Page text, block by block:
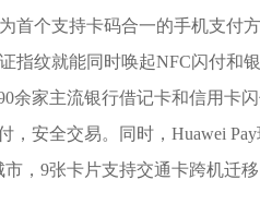
首个支持卡码合一的手机支付
指纹就能同时唤起NFC闪付和
余家主流银行借记卡和信用卡
安全交易。同时，Huawei
，9张卡片支持交通卡跨机迁